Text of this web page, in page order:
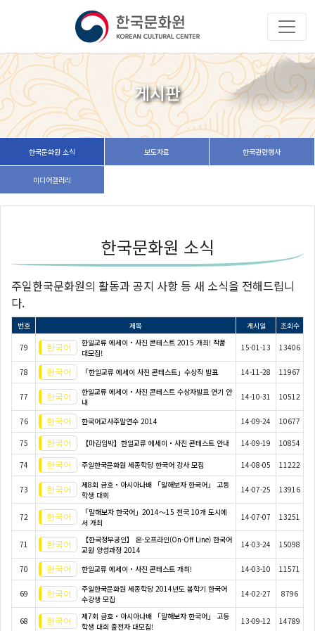
게시판
한국문화원 소식 보도자료 한국관련행사
미디어갤러리
한국문화원 소식
주일한국문화원의 활동과 공지 사항 등 새 소식을 전해드립니
다.
번호 제목 게시일 조회수
79
한일교류 에세이・사진 콘테스트 2015 개최! 작품
대모집!
15-01-13 13406
78 「한일교류 에세이 사진 콘테스트」수상작 발표 14-11-28 11967
77
한일교류 에세이・사진 콘테스트 수상자발표 연기 안
내
14-10-31 10512
76 한국어교사주말연수 2014 14-09-24 10677
75 【마감임박】한일교류 에세이・사진 콘테스트 안내 14-09-19 10854
74 주일한국문화원 세종학당 한국어 강사 모집 14-08-05 11222
73
제8회 금호・아시아나배 「말해보자 한국어」 고등
학생 대회
14-07-25 13916
72
「말해보자 한국어」2014～15 전국 10개 도시에
서 개최
14-07-07 13251
71
【한국정부공인】 온-오프라인(On-Off Line) 한국어
교원 양성과정 2014
14-03-24 15098
70 한일교류 에세이・사진 콘테스트 개최! 14-03-10 11571
69
주일한국문화원 세종학당 2014년도 봄학기 한국어
수강생 모집
14-02-27 8796
68
제7회 금호・아시아나배 「말해보자 한국어」 고등
학생 대회 출전자 대모집!
13-09-12 14789